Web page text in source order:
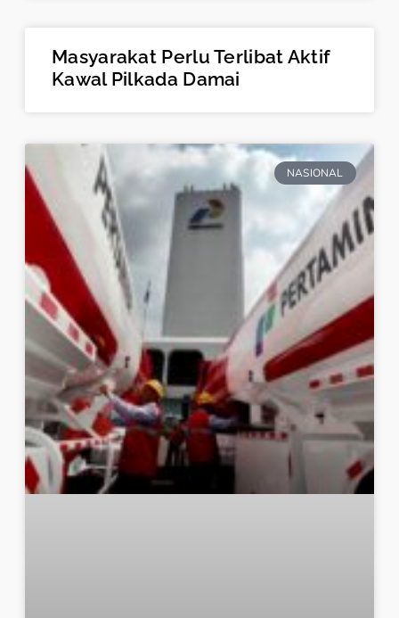
Masyarakat Perlu Terlibat Aktif
Kawal Pilkada Damai
NASIONAL